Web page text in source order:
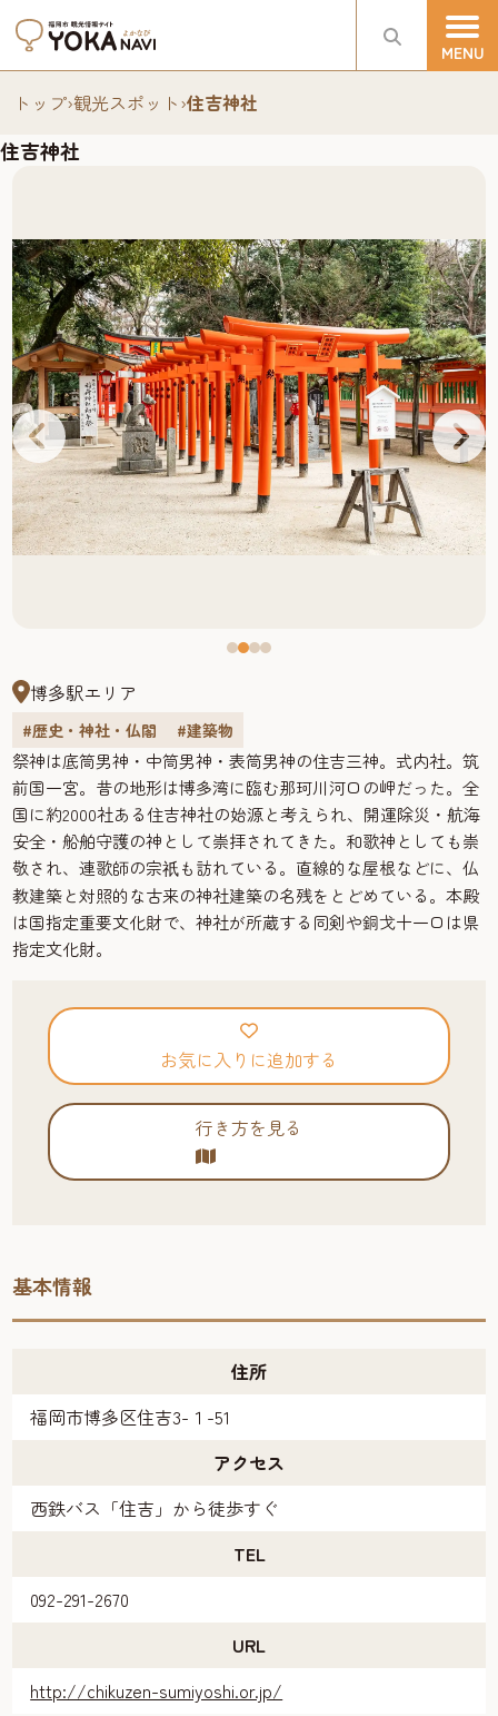
トップ›観光スポット›住吉神社
住吉神社
博多駅エリア
#歴史・神社・仏閣 #建築物
祭神は底筒男神・中筒男神・表筒男神の住吉三神。式内社。筑
前国一宮。昔の地形は博多湾に臨む那珂川河口の岬だった。全
国に約2000社ある住吉神社の始源と考えられ、開運除災・航海
安全・船舶守護の神として崇拝されてきた。和歌神としても崇
敬され、連歌師の宗祇も訪れている。直線的な屋根などに、仏
教建築と対照的な古来の神社建築の名残をとどめている。本殿
は国指定重要文化財で、神社が所蔵する同剣や銅戈十一口は県
指定文化財。
お気に入りに追加する
行き方を見る
基本情報
住所
福岡市博多区住吉3-１-51
アクセス
西鉄バス「住吉」から徒歩すぐ
TEL
092-291-2670
URL
http://chikuzen-sumiyoshi.or.jp/